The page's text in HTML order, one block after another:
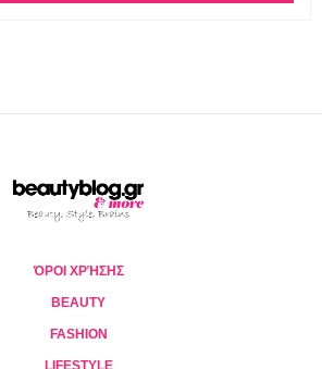
ΌΡΟΙ ΧΡΉΣΗΣ
BEAUTY
FASHION